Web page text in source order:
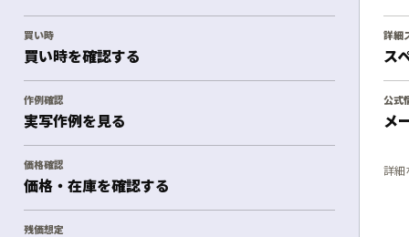
買い時
買い時を確認する
作例確認
実写作例を見る
価格確認
価格・在庫を確認する
残価想定
詳細
ス
公式
メ
詳細